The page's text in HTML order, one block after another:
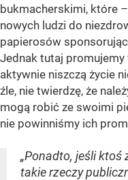
bukmacherskimi, które
nowych ludzi do
papierosów
Jednak tutaj
aktywnie niszczą życie
źle, nie twierdzę, że
mogą robić ze swoimi
nie powinniśmy ich
„Ponadto, jeśli ktoś
takie rzeczy